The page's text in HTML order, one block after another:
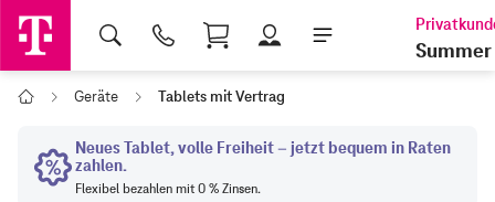
Shopping Cart
Summer
Home Geräte Tablets mit Vertrag